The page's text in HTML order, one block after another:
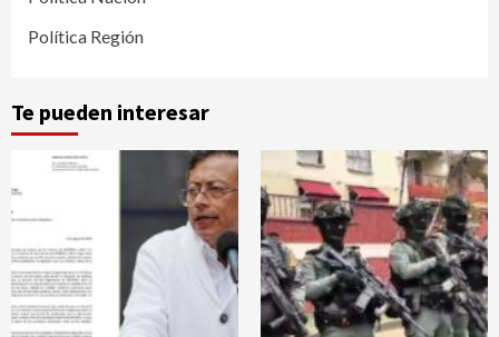
Política Región
Te pueden interesar